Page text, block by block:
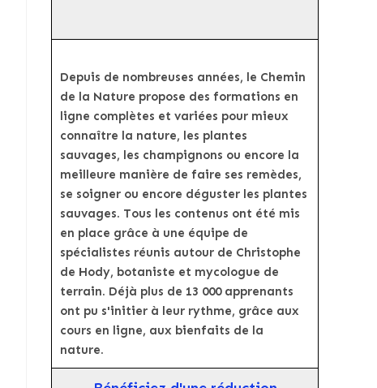
Depuis de nombreuses années, le Chemin
de la Nature propose des formations en
ligne complètes et variées pour mieux
connaître la nature, les plantes
sauvages, les champignons ou encore la
meilleure manière de faire ses remèdes,
se soigner ou encore déguster les plantes
sauvages. Tous les contenus ont été mis
en place grâce à une équipe de
spécialistes réunis autour de Christophe
de Hody, botaniste et mycologue de
terrain. Déjà plus de 13 000 apprenants
ont pu s'initier à leur rythme, grâce aux
cours en ligne, aux bienfaits de la
nature.